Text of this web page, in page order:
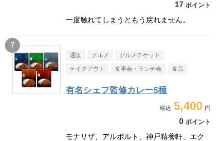
17 ポイント
一度触れてしまうともう戻れません。
通販 グルメ グルメチケット
テイクアウト 食事会・ランチ会 食品
有名シェフ監修カレー5種
5,400
0 ポイント
モナリザ、アルポルト、神戸精養軒、エク